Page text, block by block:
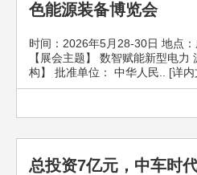
色能源装备博览会
时间：2026年5月28-30日 地点
【展会主题】 数智赋能新型电
构】 批准单位： 中华人民.. [详内
总投资7亿元，中车时